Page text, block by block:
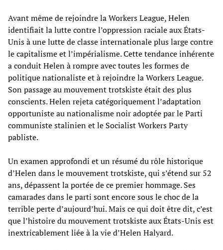
Avant même de rejoindre la Workers League, Helen
identifiait la lutte contre l’oppression raciale aux États-
Unis à une lutte de classe internationale plus large contre
le capitalisme et l’impérialisme. Cette tendance inhérente
a conduit Helen à rompre avec toutes les formes de
politique nationaliste et à rejoindre la Workers League.
Son passage au mouvement trotskiste était des plus
conscients. Helen rejeta catégoriquement l’adaptation
opportuniste au nationalisme noir adoptée par le Parti
communiste stalinien et le Socialist Workers Party
pabliste.
Un examen approfondi et un résumé du rôle historique
d’Helen dans le mouvement trotskiste, qui s’étend sur 52
ans, dépassent la portée de ce premier hommage. Ses
camarades dans le parti sont encore sous le choc de la
terrible perte d’aujourd’hui. Mais ce qui doit être dit, c’est
que l’histoire du mouvement trotskiste aux États-Unis est
inextricablement liée à la vie d’Helen Halyard.